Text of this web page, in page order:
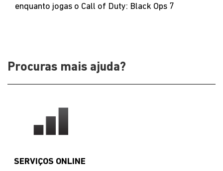
enquanto jogas o Call of Duty: Black Ops 7
Procuras mais ajuda?
SERVIÇOS ONLINE